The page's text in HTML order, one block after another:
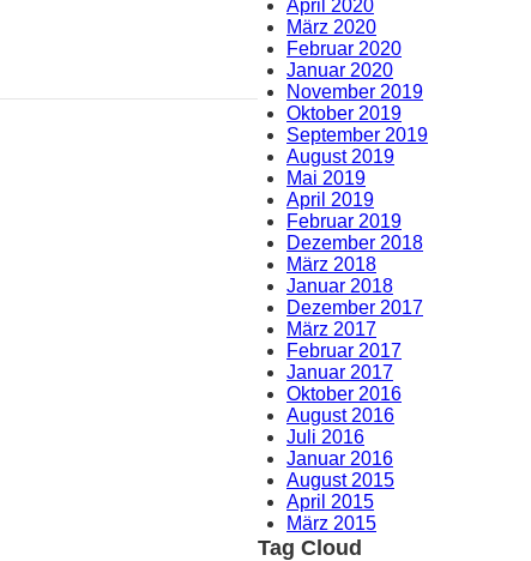
April 2020
März 2020
Februar 2020
Januar 2020
November 2019
Oktober 2019
September 2019
August 2019
Mai 2019
April 2019
Februar 2019
Dezember 2018
März 2018
Januar 2018
Dezember 2017
März 2017
Februar 2017
Januar 2017
Oktober 2016
August 2016
Juli 2016
Januar 2016
August 2015
April 2015
März 2015
Tag Cloud